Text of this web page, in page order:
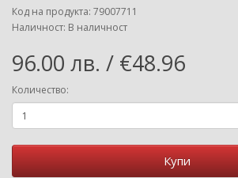
Код на продукта: 79007711
Наличност: В наличност
96.00 лв. / €48.96
Количество:
Купи